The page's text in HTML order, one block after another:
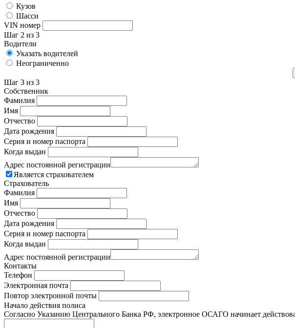
Кузов
Шасси
VIN номер
Шаг 2 из 3
Водители
Указать водителей
Неограниченно
Шаг 3 из 3
Собственник
Фамилия
Имя
Отчество
Дата рождения
Серия и номер паспорта
Когда выдан
Адрес постоянной регистрации
Является страхователем
Страхователь
Фамилия
Имя
Отчество
Дата рождения
Серия и номер паспорта
Когда выдан
Адрес постоянной регистрации
Контакты
Телефон
Электронная почта
Повтор электронной почты
Начало действия полиса
Согласно Указанию Центрального Банка РФ, электронное ОСАГО начинает